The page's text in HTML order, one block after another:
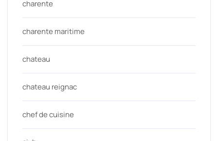
charente
charente maritime
chateau
chateau reignac
chef de cuisine